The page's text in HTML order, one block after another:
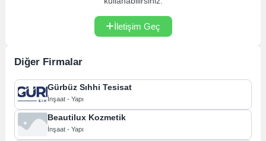
İletişim Geç
Diğer Firmalar
Gürbüz Sıhhi Tesisat
İnşaat - Yapı
Beautilux Kozmetik
İnşaat - Yapı